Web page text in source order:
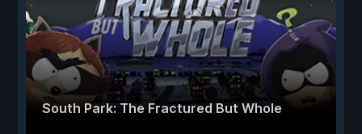
South Park: The Fractured But Whole